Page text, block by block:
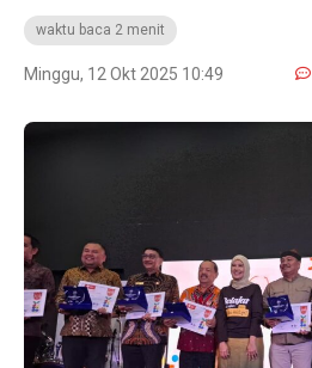
waktu baca 2 menit
Minggu, 12 Okt 2025 10:49